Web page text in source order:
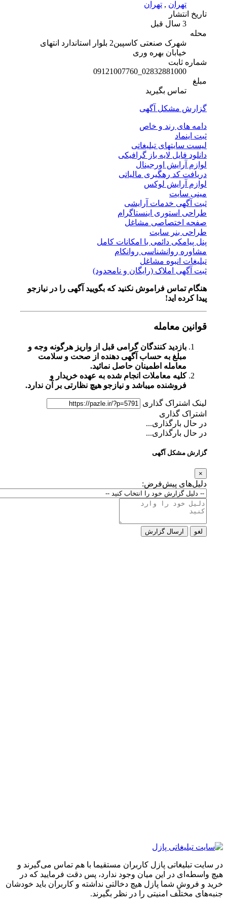
تهران,تهران
تاریخ انتشار
شهرک صنعتی کاسپین2 بلوار استاندارد انتهای
خیابان بهره وری
شماره ثابت
02832881000_09121007760
تماس بگیرید
گزارش مشکل آگهی
دامه های رند و خاص
ثبت اینماد
لیست سایتهای تبلیغاتی
دانلود فایل لایه باز گرافیکی
لوازم آرایش اورجینال
دریافت کد رهگیری مالیاتی
لوازم آرایش لوکس
مینی سایت
ثبت آگهی خدمات آرایشی
طراحی استوری اینستاگرام
صفحه اختصاصی مشاغل
طراحی بنر سایت
پنل پیامکی دائمی با امکانات کامل
مشاوره روانشناسی روانکام
تبلیغات انبوه مشاغل
ثبت آگهی املاک (رایگان و نامحدود)
هنگام تماس فراموش نکنید که بگویید آگهی را در نیازجو
پیدا کرده اید!
قوانین معامله
بازدید کنندگان گرامی قبل از واریز هرگونه وجه و
مبلغ به حساب آگهی دهنده از صحت و سلامت
معامله اطمینان حاصل نمائید.
کلیه معاملات انجام شده به عهده خریدار و
فروشنده میباشد و نیازجو هیچ نظارتی بر آن ندارد.
لینک اشتراک گذاری
اشتراک گذاری
در حال بارگذاری...
در حال بارگذاری...
گزارش مشکل آگهی
دلیل‌های پیش‌فرض:
ارسال گزارش
تبلیغاتی پازل کاربران مستقیما با هم تماس می‌گیرند و
در این میان وجود ندارد، پس دقت فرمایید که در
و فروشِ شما پازل هیچ دخالتی نداشته و کاربران باید خودشان
مختلف امنیتی را در نظر بگیرند.